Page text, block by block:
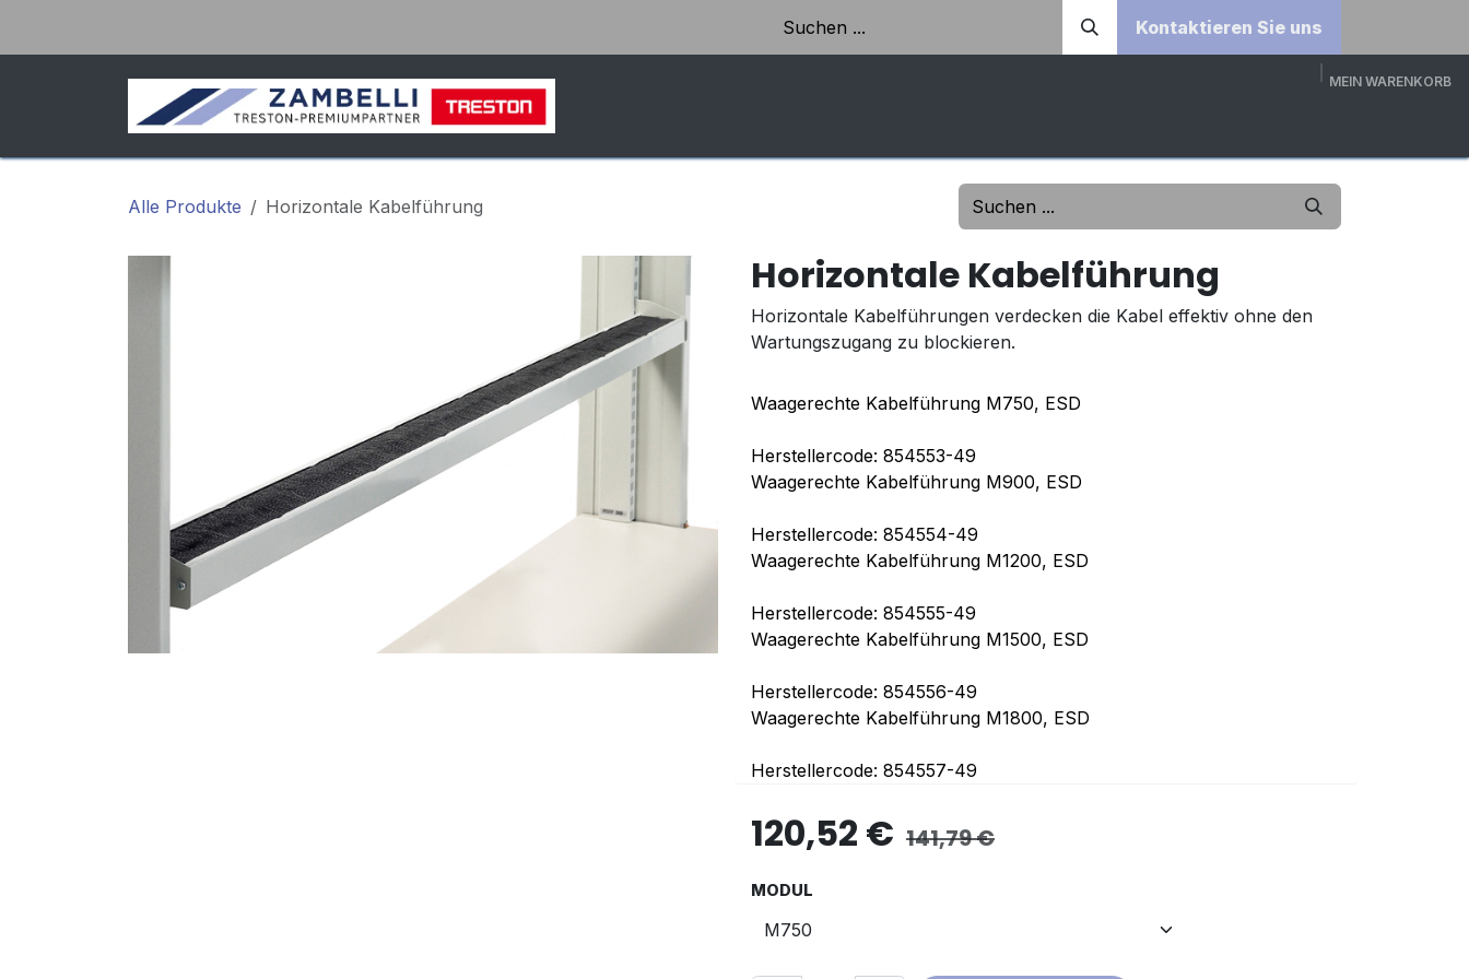
Kontaktieren Sie uns
MEIN WARENKORB
Alle Produkte Horizontale Kabelführung
Horizontale Kabelführung
Horizontale Kabelführungen verdecken die Kabel effektiv ohne den
Wartungszugang zu blockieren.
Waagerechte Kabelführung M750, ESD
Herstellercode: 854553-49
Waagerechte Kabelführung M900, ESD
Herstellercode: 854554-49
Waagerechte Kabelführung M1200, ESD
Herstellercode: 854555-49
Waagerechte Kabelführung M1500, ESD
Herstellercode: 854556-49
Waagerechte Kabelführung M1800, ESD
Herstellercode: 854557-49
120,52 € 141,79€
MODUL